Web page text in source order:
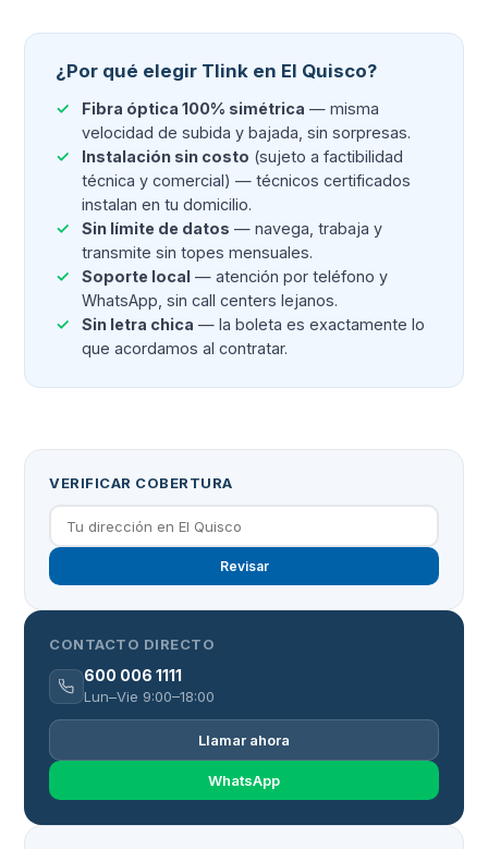
¿Por qué elegir Tlink en El Quisco?
Fibra óptica 100% simétrica — misma
velocidad de subida y bajada, sin sorpresas.
Instalación sin costo (sujeto a factibilidad
técnica y comercial) — técnicos certificados
instalan en tu domicilio.
Sin límite de datos — navega, trabaja y
transmite sin topes mensuales.
Soporte local — atención por teléfono y
WhatsApp, sin call centers lejanos.
Sin letra chica — la boleta es exactamente lo
que acordamos al contratar.
VERIFICAR COBERTURA
Revisar
CONTACTO DIRECTO
600 006 1111
Lun–Vie 9:00–18:00
Llamar ahora
WhatsApp